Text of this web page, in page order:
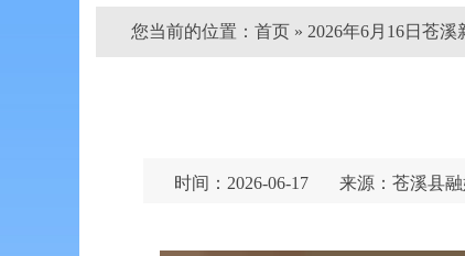
您当前的位置： 首页 » 2026年6月16日苍溪
时间：2026-06-17 来源：苍溪县